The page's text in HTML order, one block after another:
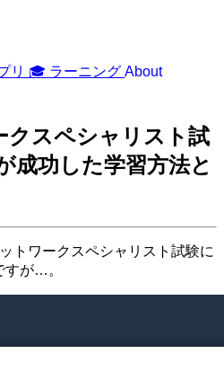
リ 🎓 ラーニング About
クスペシャリスト試
成功した学習方法と
トワークスペシャリスト試験に
すが…。